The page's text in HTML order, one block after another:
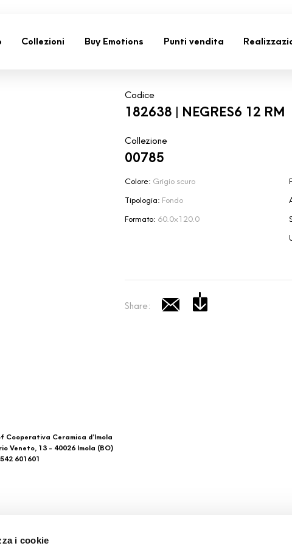
i cookie
Collezioni Buy Emotions Punti vendita
Codice
182638 | NEGRES6 12 RM
Collezione
00785
Colore: Grigio scuro
Tipologia: Fondo
Formato: 60.0x120.0
Share:
Cooperativa Ceramica d’Imola
Veneto, 13 - 40026 Imola (BO)
601601